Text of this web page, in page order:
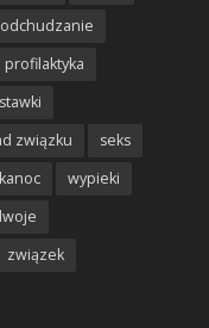
odchudzanie
profilaktyka
związku
seks
wypieki
związek